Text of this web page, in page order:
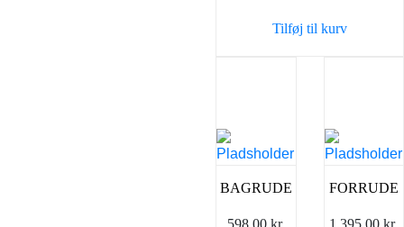
Tilføj til kurv
BAGRUDE
598,00 kr.
FORRUDE
1.395,00kr.